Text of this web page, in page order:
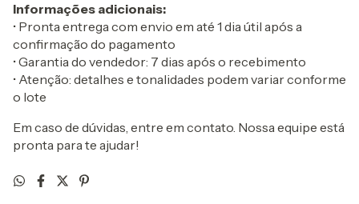
Informações adicionais:
• Pronta entrega com envio em até 1 dia útil após a
confirmação do pagamento
• Garantia do vendedor: 7 dias após o recebimento
• Atenção: detalhes e tonalidades podem variar conforme
o lote
Em caso de dúvidas, entre em contato. Nossa equipe está
pronta para te ajudar!